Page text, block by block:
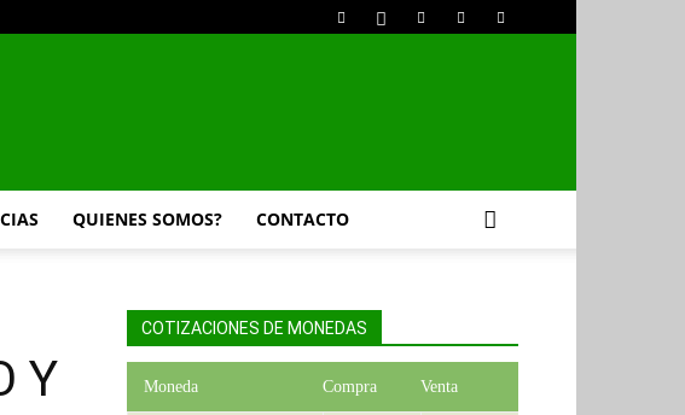
QUIENES SOMOS? CONTACTO
Y
COTIZACIONES DE MONEDAS
Moneda Compra Venta